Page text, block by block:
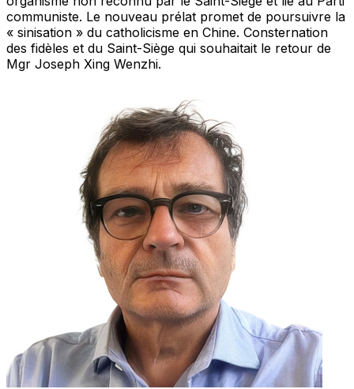
communiste. Le nouveau prélat promet de poursuivre la
« sinisation » du catholicisme en Chine. Consternation
des fidèles et du Saint-Siège qui souhaitait le retour de
Mgr Joseph Xing Wenzhi.